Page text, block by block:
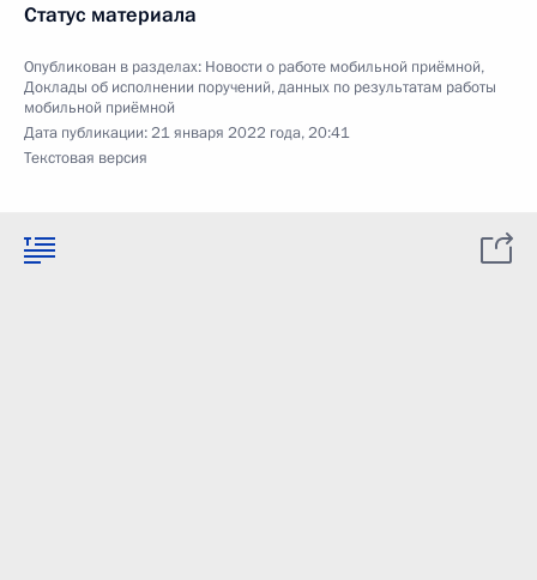
Статус материала
Опубликован в разделах: Новости о работе мобильной приёмной,
Доклады об исполнении поручений, данных по результатам работы
мобильной приёмной
Дата публикации:21 января 2022 года, 20:41
Текстовая версия